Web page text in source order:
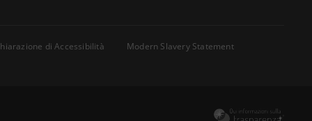
di Accessibilità
Modern Slavery Statement